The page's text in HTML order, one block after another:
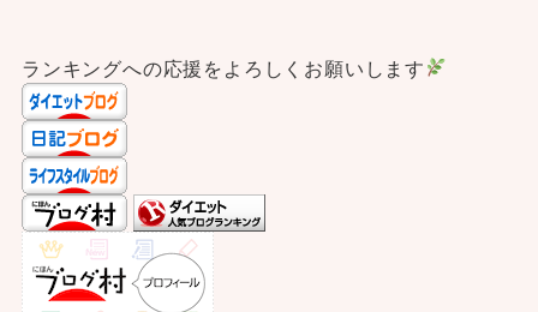
ランキングへの応援をよろしくお願いします